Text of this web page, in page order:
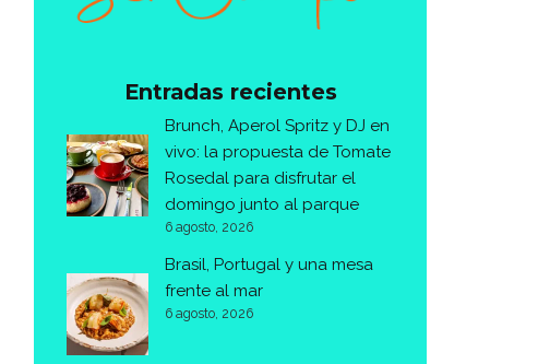
Entradas recientes
Brunch, Aperol Spritz y DJ en
vivo: la propuesta de Tomate
Rosedal para disfrutar el
domingo junto al parque
6 agosto, 2026
Brasil, Portugal y una mesa
frente al mar
6 agosto, 2026